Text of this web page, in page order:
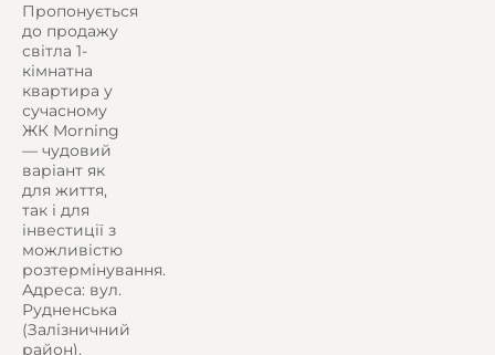
Пропонується
до продажу
світла 1-
кімнатна
квартира у
сучасному
ЖК Morning
— чудовий
варіант як
для життя,
так і для
інвестиції з
можливістю
розтермінування.
Адреса: вул.
Рудненська
(Залізничний
район).